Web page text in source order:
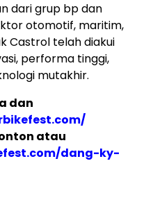
dari grup bp dan
otomotif, maritim,
Castrol telah diakui
performa tinggi,
mutakhir.
dan
atau
dang-ky-